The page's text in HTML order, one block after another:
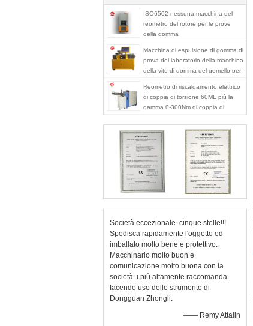
ISO6502 nessuna macchina del
reometro del rotore per le prove
della gomma
Macchina di espulsione di gomma di
prova del laboratorio della macchina
della vite di gomma del gemello per
Reometro di riscaldamento elettrico
di coppia di torsione 60ML più la
gamma 0-300Nm di coppia di
torsione del miscelatore
Società eccezionale. cinque stelle!!!
Spedisca rapidamente l'oggetto ed
imballato molto bene e protettivo.
Macchinario molto buon e
comunicazione molto buona con la
società. i più altamente raccomanda
facendo uso dello strumento di
Dongguan Zhongli.
—— Remy Attalin